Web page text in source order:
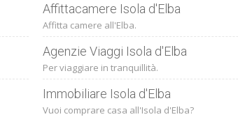
Affittacamere Isola d'Elba
Affitta camere all'Elba.
Agenzie Viaggi Isola d'Elba
Per viaggiare in tranquillità.
Immobiliare Isola d'Elba
Vuoi comprare casa all'Isola d'Elba?